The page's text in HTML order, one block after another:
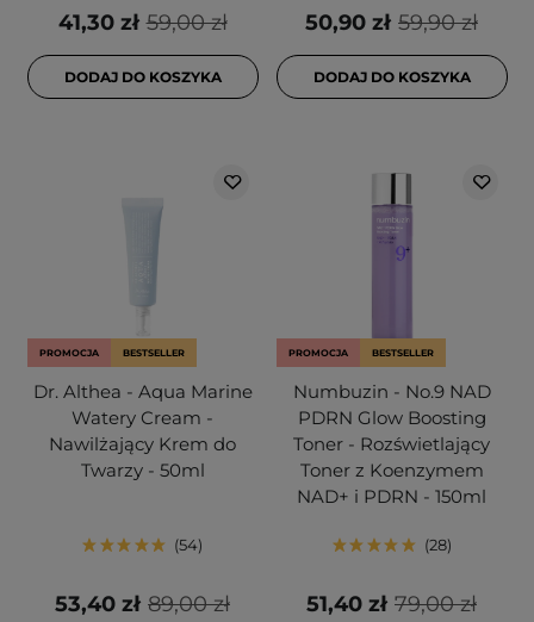
59,00 zł
41,30 zł
DODAJ DO KOSZYKA
59,90 zł
50,90 zł
DODAJ DO KOSZYKA
PROMOCJA BESTSELLER
Dr. Althea - Aqua Marine
Watery Cream -
Nawilżający Krem do
Twarzy - 50ml
54
89,00 zł
53,40 zł
PROMOCJA BESTSELLER
Numbuzin - No.9 NAD
PDRN Glow Boosting
Toner - Rozświetlający
Toner z Koenzymem
NAD+ i PDRN - 150ml
28
79,00 zł
51,40 zł